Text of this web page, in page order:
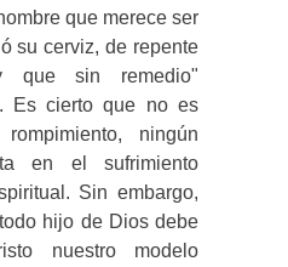
que merece ser
su cerviz, de repente
que sin remedio"
Es cierto que no es
ningún
en el sufrimiento
Sin embargo,
hijo de Dios debe
nuestro modelo